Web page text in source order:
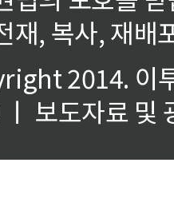
재, 복사, 재배
2014. 이
보도자료